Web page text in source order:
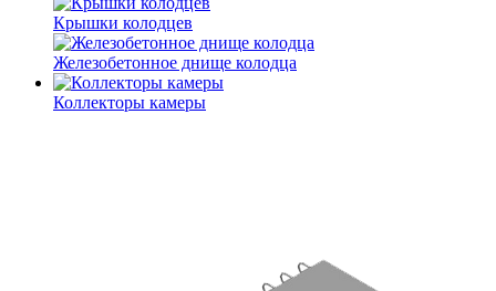
Крышки колодцев
Железобетонное днище колодца
Коллекторы камеры